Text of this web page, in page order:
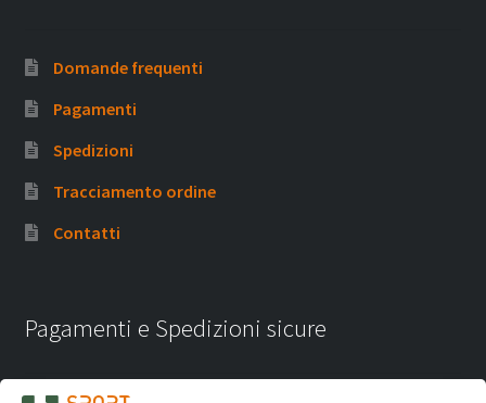
Domande frequenti
Pagamenti
Spedizioni
Tracciamento ordine
Contatti
Pagamenti e Spedizioni sicure